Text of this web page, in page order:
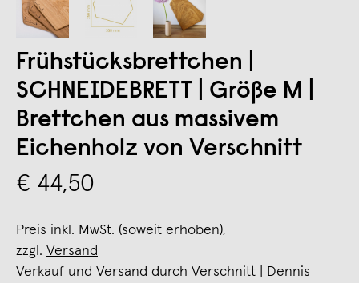
Frühstücksbrettchen |
SCHNEIDEBRETT | Größe M |
Brettchen aus massivem
Eichenholz von Verschnitt
€ 44,50
Preis inkl. MwSt. (soweit erhoben),
zzgl. Versand
Verkauf und Versand durch Verschnitt | Dennis